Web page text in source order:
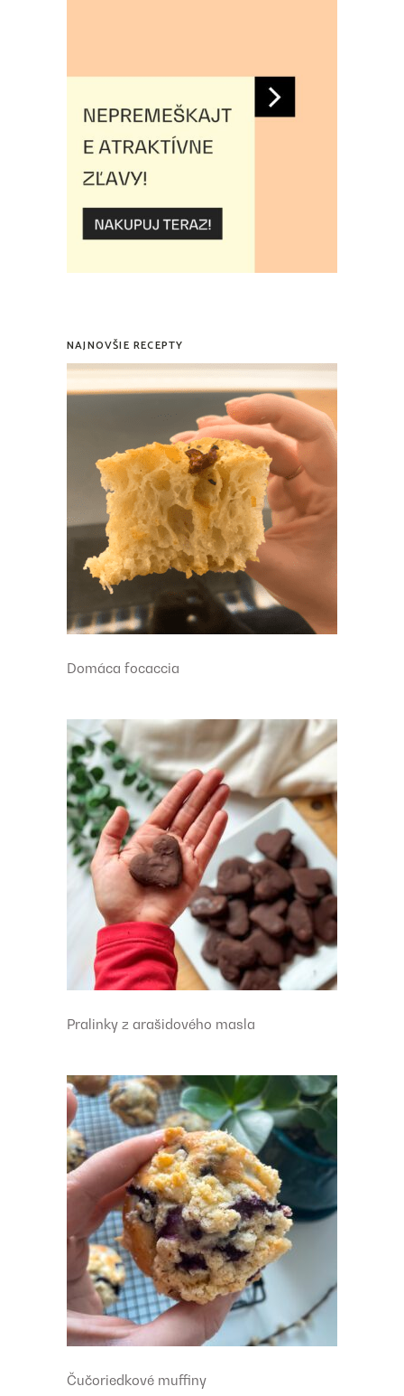
NAJNOVŠIE RECEPTY
Domáca focaccia
Pralinky z arašidového masla
Čučoriedkové muffiny